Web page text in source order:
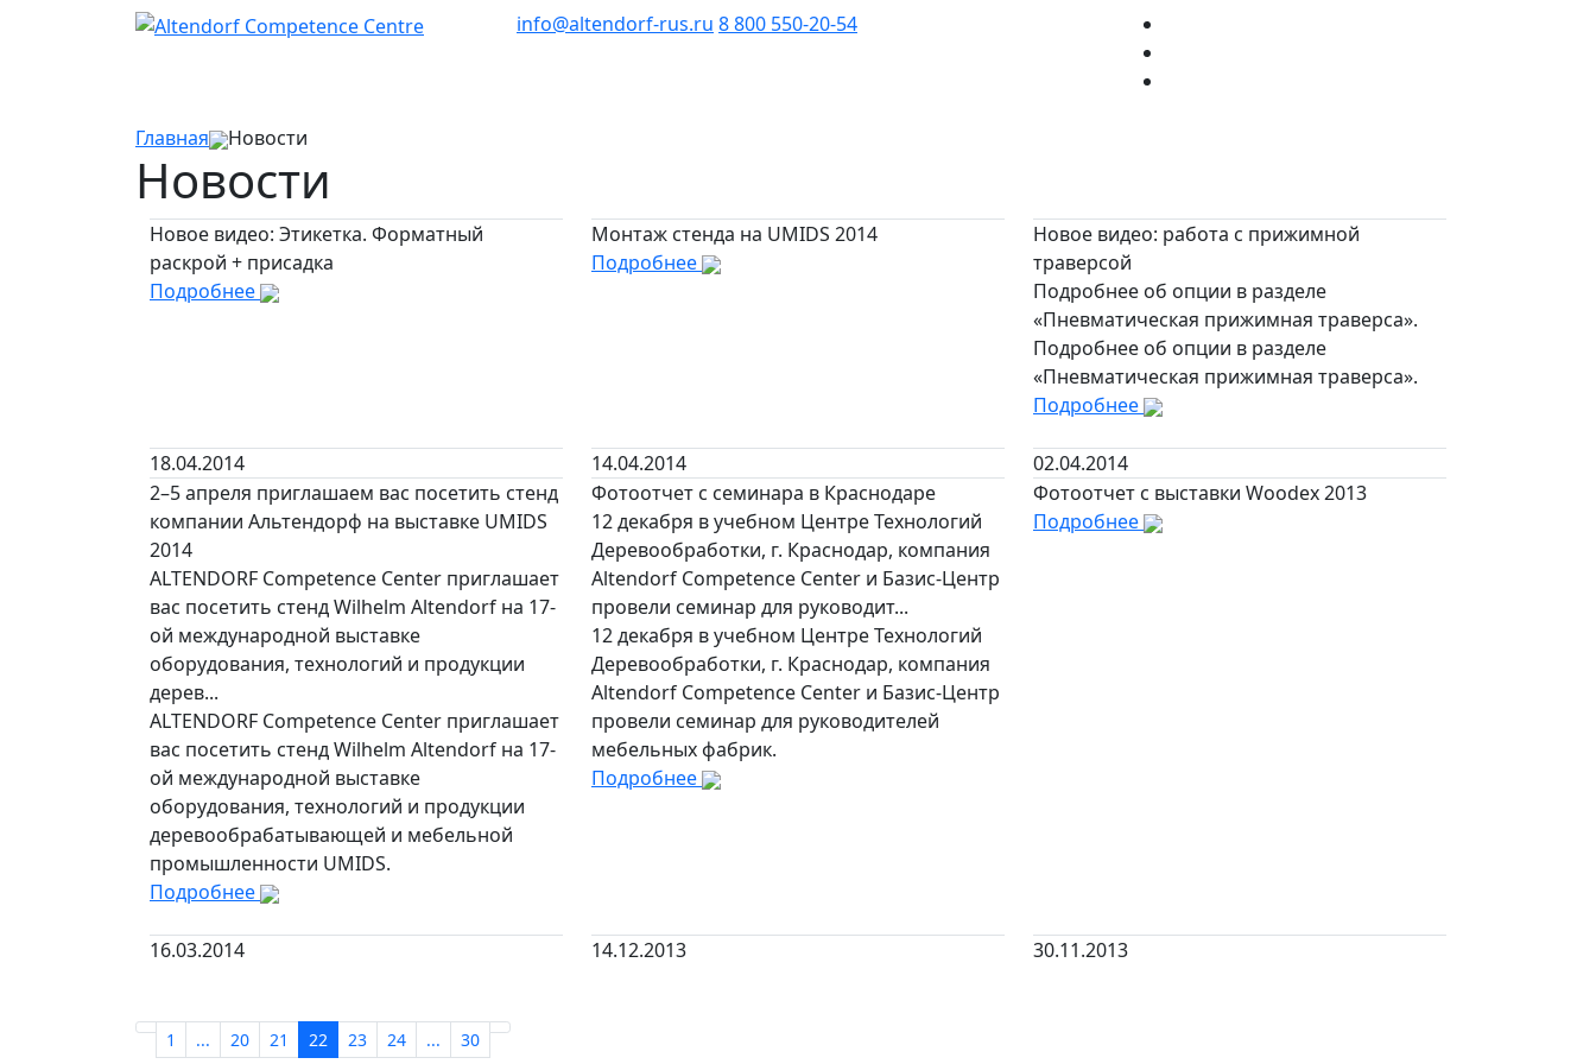
info@altendorf-rus.ru 8 800 550-20-54
Главная Новости
Новости
Новое видео: Этикетка. Форматный
раскрой + присадка
Подробнее
18.04.2014
Монтаж стенда на UMIDS 2014
Подробнее
14.04.2014
Новое видео: работа с прижимной
траверсой
Подробнее об опции в разделе
«Пневматическая прижимная траверса».
Подробнее об опции в разделе
«Пневматическая прижимная траверса».
Подробнее
02.04.2014
2–5 апреля приглашаем вас посетить стенд
компании Альтендорф на выставке UMIDS
2014
ALTENDORF Competence Center приглашает
вас посетить стенд Wilhelm Altendorf на 17-
ой международной выставке
оборудования, технологий и продукции
дерев...
ALTENDORF Competence Center приглашает
вас посетить стенд Wilhelm Altendorf на 17-
ой международной выставке
оборудования, технологий и продукции
деревообрабатывающей и мебельной
промышленности UMIDS.
Подробнее
16.03.2014
Фотоотчет с семинара в Краснодаре
12 декабря в учебном Центре Технологий
Деревообработки, г. Краснодар, компания
Altendorf Competence Center и Базис-Центр
провели семинар для руководит...
12 декабря в учебном Центре Технологий
Деревообработки, г. Краснодар, компания
Altendorf Competence Center и Базис-Центр
провели семинар для руководителей
мебельных фабрик.
Подробнее
14.12.2013
Фотоотчет с выставки Woodex 2013
Подробнее
30.11.2013
1 ... 20 21 22 23 24 ... 30